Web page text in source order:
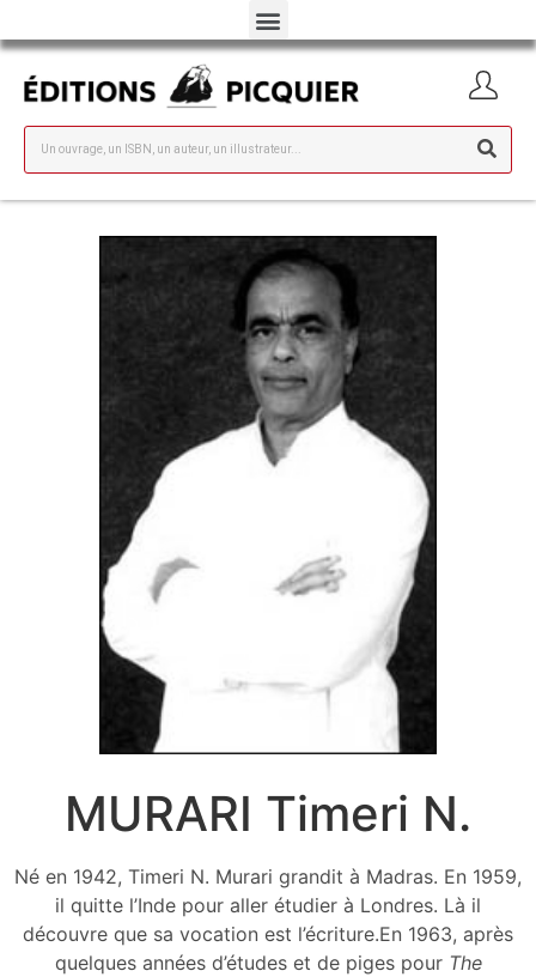
MURARI Timeri N.
Né en 1942, Timeri N. Murari grandit à Madras. En 1959,
il quitte l’Inde pour aller étudier à Londres. Là il
découvre que sa vocation est l’écriture.En 1963, après
quelques années d’études et de piges pour The